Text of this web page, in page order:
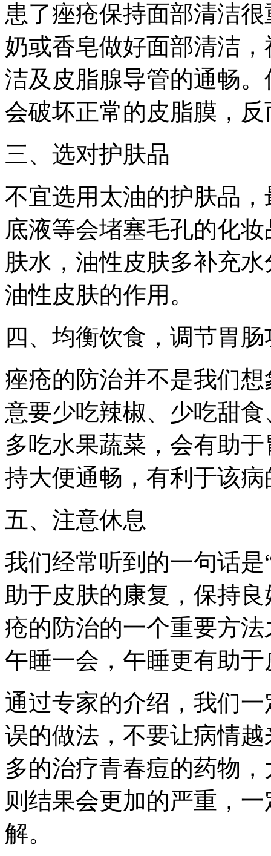
患了痤疮保持面部清洁
奶或香皂做好面部清洁
洁及皮脂腺导管的通畅
会破坏正常的皮脂膜，
三、选对护肤品
不宜选用太油的护肤品
底液等会堵塞毛孔的化
肤水，油性皮肤多补充
油性皮肤的作用。
四、均衡饮食，调节胃肠
痤疮的防治并不是我们
意要少吃辣椒、少吃甜
多吃水果蔬菜，会有助
持大便通畅，有利于该
五、注意休息
我们经常听到的一句话
助于皮肤的康复，保持
疮的防治的一个重要方
午睡一会，午睡更有助
通过专家的介绍，我们
误的做法，不要让病情
多的治疗青春痘的药物
则结果会更加的严重，
解。